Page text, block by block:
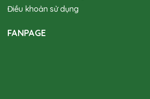
Điều khoản sử dụng
FANPAGE